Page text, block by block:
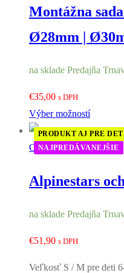
Montážna
Ø28mm |
na sklade Predajňa
€35,00 s DPH
Výber možností
Ochrana krku
PRODUKT AJ PRE DETI
NAJPREDÁVANEJŠIE
Alpinestars
na sklade Predajňa
€51,90 s DPH
Veľkosť S / M pre deti